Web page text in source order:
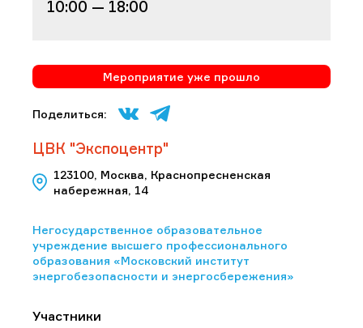
10:00 — 18:00
Мероприятие уже прошло
Поделиться:
ЦВК "Экспоцентр"
123100, Москва, Краснопресненская
набережная, 14
Негосударственное образовательное
учреждение высшего профессионального
образования «Московский институт
энергобезопасности и энергосбережения»
Участники